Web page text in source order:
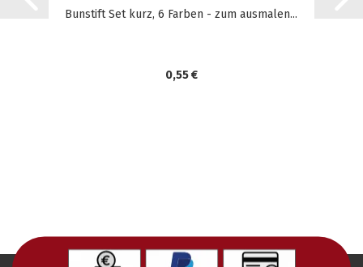
Bunstift Set kurz, 6 Farben - zum ausmalen...
0,55 €